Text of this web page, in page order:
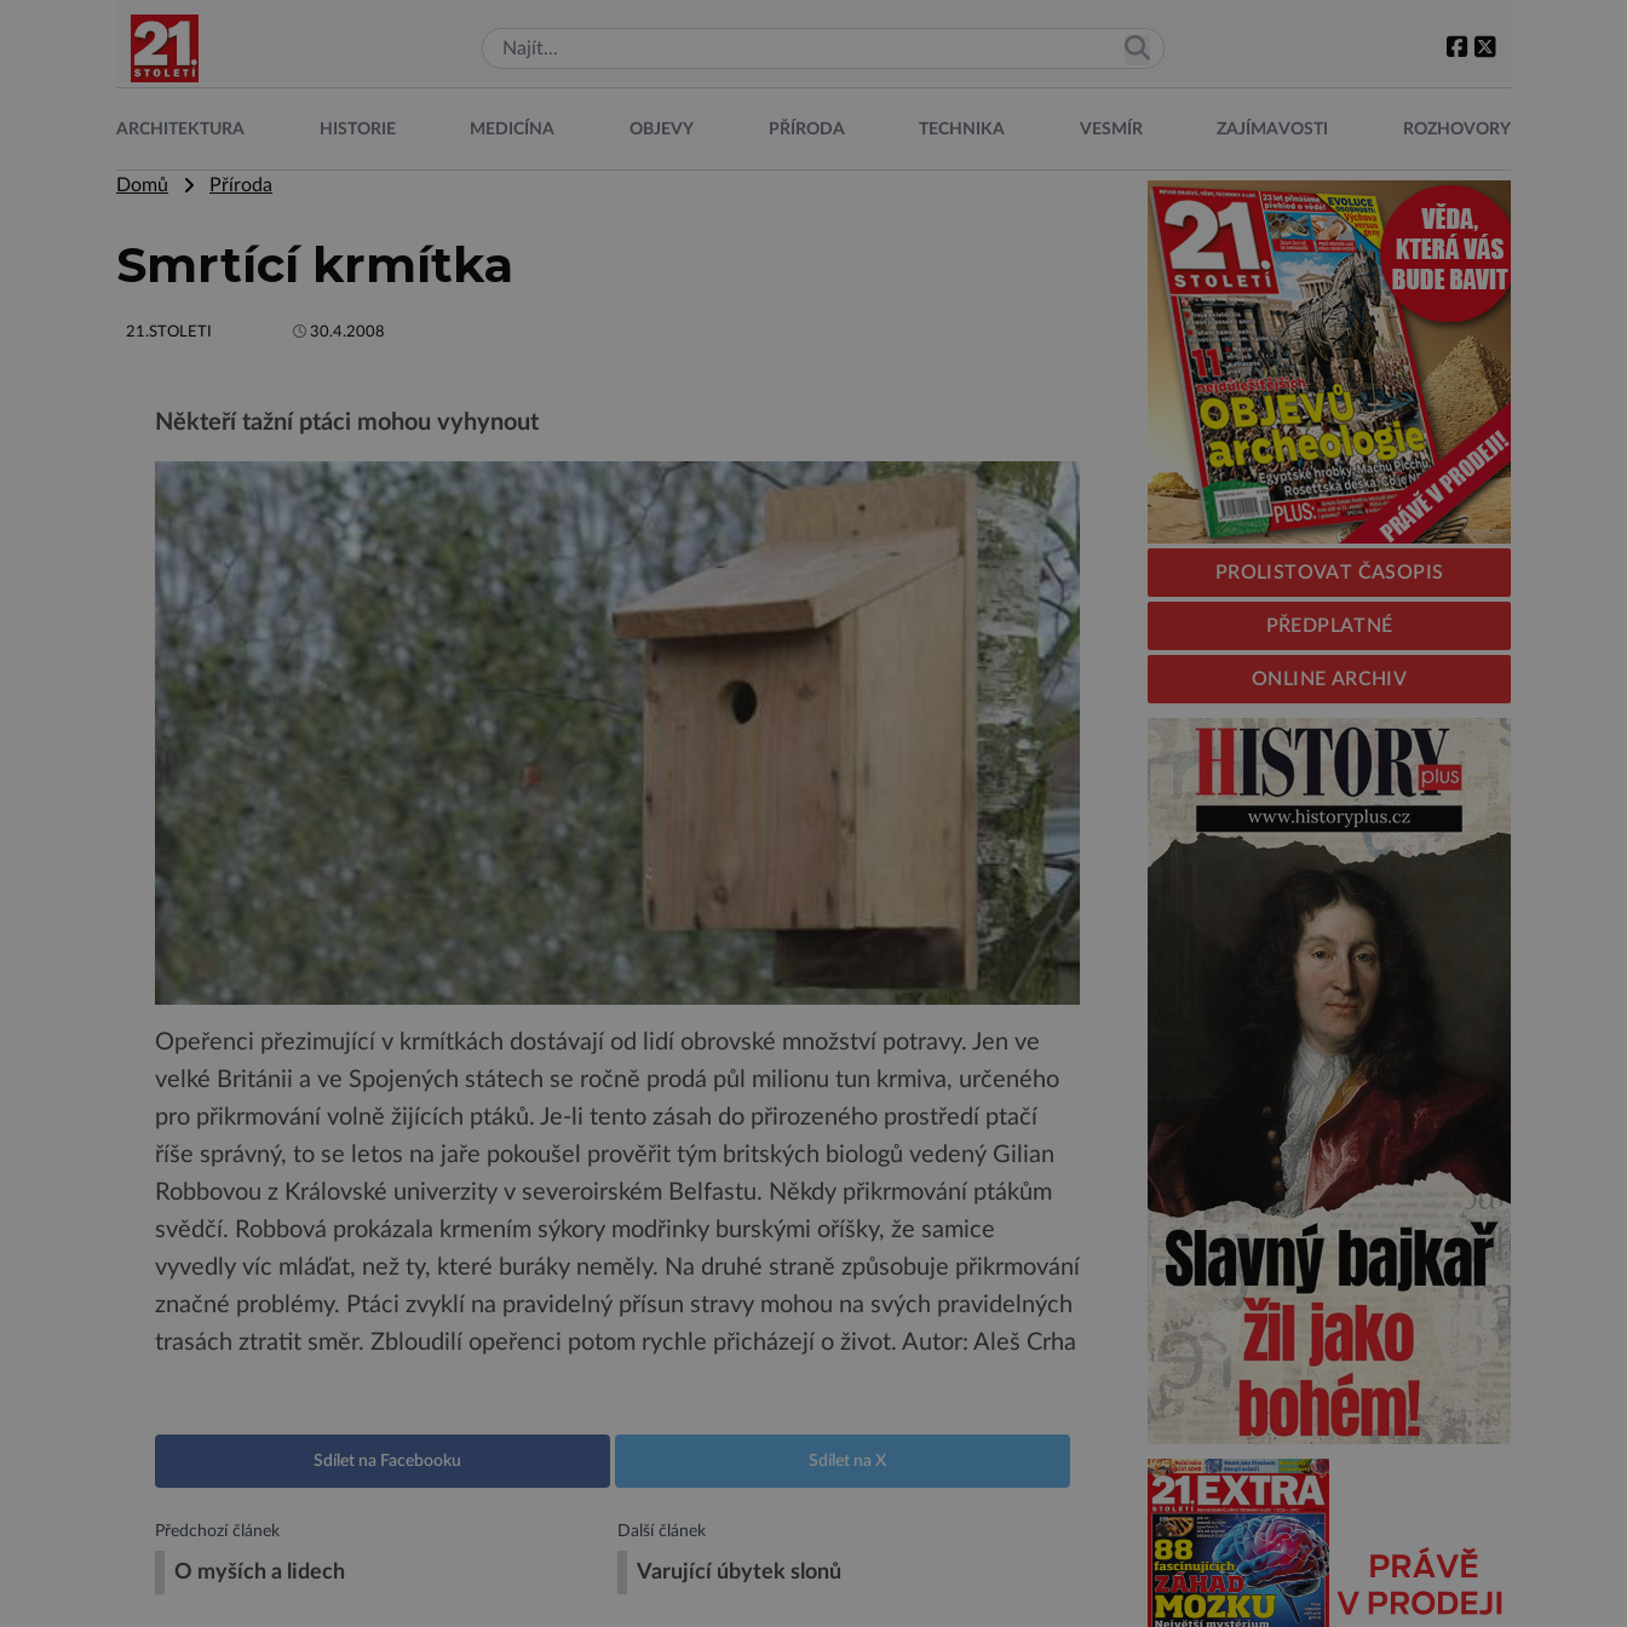
ARCHITEKTURA HISTORIE MEDICÍNA OBJEVY PŘÍRODA TECHNIKA VESMÍR ZAJÍMAVOSTI ROZHOVORY
Domů Příroda
Smrtící krmítka
21.STOLETI 30.4.2008
Někteří tažní ptáci mohou vyhynout
Opeřenci přezimující v krmítkách dostávají od lidí obrovské množství potravy. Jen ve
velké Británii a ve Spojených státech se ročně prodá půl milionu tun krmiva, určeného
pro přikrmování volně žijících ptáků. Je-li tento zásah do přirozeného prostředí ptačí
říše správný, to se letos na jaře pokoušel prověřit tým britských biologů vedený Gilian
Robbovou z Královské univerzity v severoirském Belfastu. Někdy přikrmování ptákům
svědčí. Robbová prokázala krmením sýkory modřinky burskými oříšky, že samice
vyvedly víc mláďat, než ty, které buráky neměly. Na druhé straně způsobuje přikrmování
značné problémy. Ptáci zvyklí na pravidelný přísun stravy mohou na svých pravidelných
trasách ztratit směr. Zbloudilí opeřenci potom rychle přicházejí o život. Autor: Aleš Crha
Sdílet na Facebooku Sdílet na X
Předchozí článek
O myších a lidech
Další článek
Varující úbytek slonů
PROLISTOVAT ČASOPIS
PŘEDPLATNÉ
ONLINE ARCHIV